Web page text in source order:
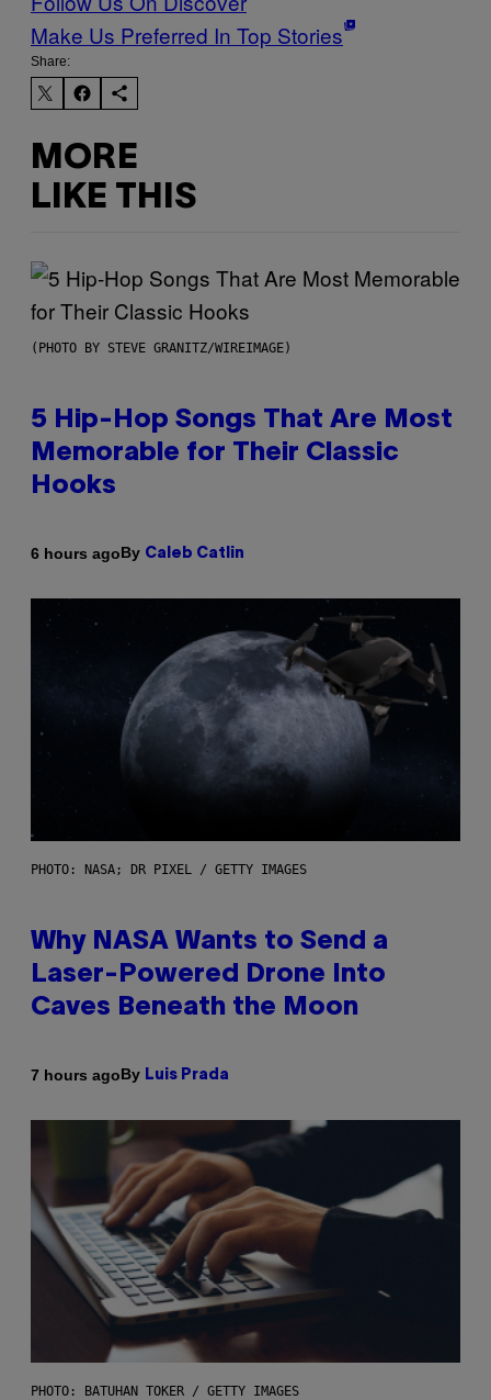
Make Us Preferred In Top Stories
Share:
MORE
LIKE THIS
(PHOTO BY STEVE GRANITZ/WIREIMAGE)
5 Hip-Hop Songs That Are Most
Memorable for Their Classic
Hooks
6 hours agoBy Caleb Catlin
PHOTO: NASA; DR PIXEL / GETTY IMAGES
Why NASA Wants to Send a
Laser-Powered Drone Into
Caves Beneath the Moon
7 hours agoBy Luis Prada
PHOTO: BATUHAN TOKER / GETTY IMAGES